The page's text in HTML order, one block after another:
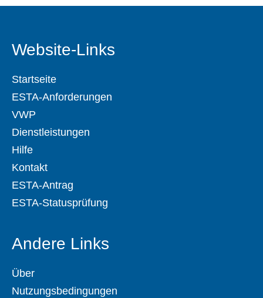
Website-Links
Startseite
ESTA-Anforderungen
VWP
Dienstleistungen
Hilfe
Kontakt
ESTA-Antrag
ESTA-Statusprüfung
Andere Links
Über
Nutzungsbedingungen